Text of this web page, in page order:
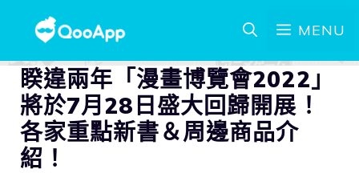
MENU
睽違兩年「漫畫博覽會2022」
將於7月28日盛大回歸開展！
各家重點新書＆周邊商品介
紹！